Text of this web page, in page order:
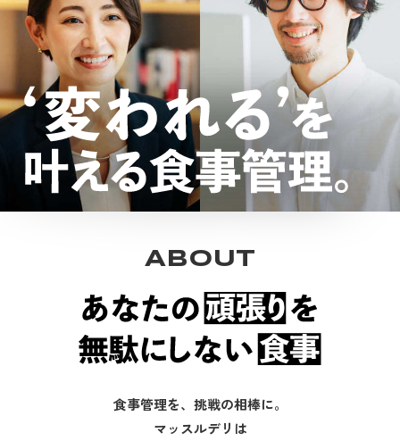
ABOUT
食事管理を、挑戦の相棒に。
マッスルデリは